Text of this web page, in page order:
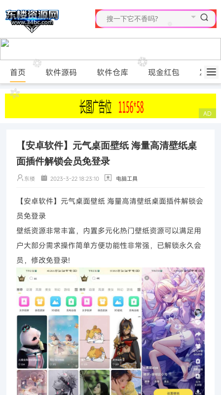
首页 软件源码 软件仓库 现金红包 发布
【安卓软件】元气桌面壁纸 海量高清壁纸桌
面插件解锁会员免登录
东楼 2023-3-22 18:23:10 电脑工具
【安卓软件】元气桌面壁纸 海量高清壁纸桌面插件解锁会
员免登录
壁纸资源非常丰富，内置多元化热门壁纸资源可以满足用
户大部分需求操作简单方便功能性非常强，已解锁永久会
员，修改免登录!